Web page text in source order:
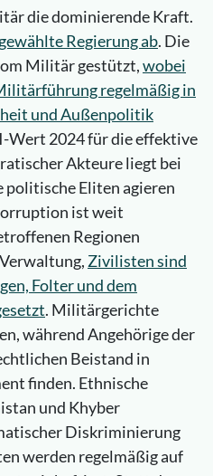
die dominierende Kraft.
Regierung ab. Die
Militär gestützt,wobei
regelmäßig in
und Außenpolitik
Wert 2024 für die effektive
Akteure liegt bei
politische Eliten agieren
ist weit
Regionen
Zivilisten sind
Folter und dem
. Militärgerichte
während Angehörige der
Beistand in
finden. Ethnische
und Khyber
Diskriminierung
werden regelmäßig auf